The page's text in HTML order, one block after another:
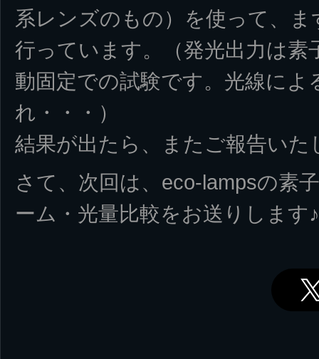
系レンズのもの）を使って、
行っています。（発光出力は素
動固定での試験です。光線によ
れ・・・）
結果が出たら、またご報告いた
さて、次回は、eco-lampsの素
ーム・光量比較をお送りします♪